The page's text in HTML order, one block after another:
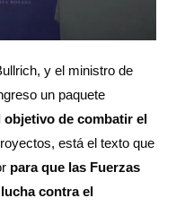
y el ministro de
un paquete
de combatir el
está el texto que
para que las Fuerzas
contra el